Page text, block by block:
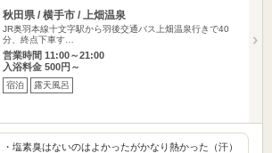
秋田県 / 横手市 / 上畑温泉
JR奥羽本線十文字駅から羽後交通バス上畑温泉行きで40
分、終点下車す…
営業時間 11:00～21:00
入浴料金 500円～
宿泊 露天風呂
・塩素臭はないのはよかったがかなり熱かった（汗）